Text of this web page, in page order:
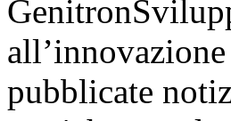
pubblicate